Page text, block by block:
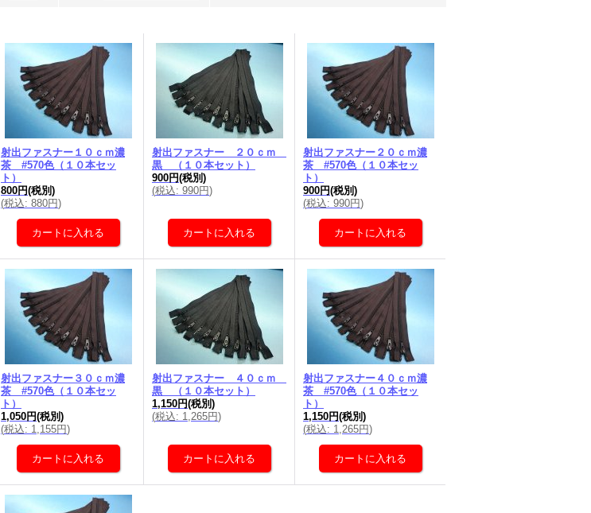
射出ファスナー１０ｃｍ濃
茶 #570色（１０本セッ
ト）
800円(税別)
(税込: 880円)
射出ファスナー ２０ｃｍ
黒 （１０本セット）
900円(税別)
(税込: 990円)
射出ファスナー２０ｃｍ濃
茶 #570色（１０本セッ
ト）
900円(税別)
(税込: 990円)
射出ファスナー３０ｃｍ濃
茶 #570色（１０本セッ
ト）
1,050円(税別)
(税込: 1,155円)
射出ファスナー ４０ｃｍ
黒 （１０本セット）
1,150円(税別)
(税込: 1,265円)
射出ファスナー４０ｃｍ濃
茶 #570色（１０本セッ
ト）
1,150円(税別)
(税込: 1,265円)